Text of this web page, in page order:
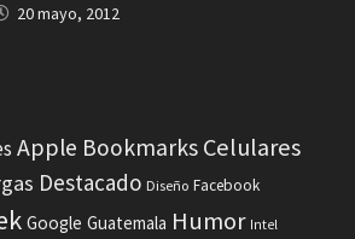
20 mayo, 2012
Apple Bookmarks Celulares
Destacado Diseño Facebook
Google Guatemala Humor Intel